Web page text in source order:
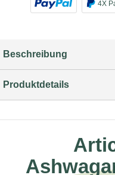
4X
Beschreibung
Produktdetails